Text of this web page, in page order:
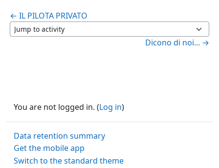
← IL PILOTA PRIVATO
Jump to activity
Dicono di noi... →
You are not logged in. (Log in)
Data retention summary
Get the mobile app
Switch to the standard theme